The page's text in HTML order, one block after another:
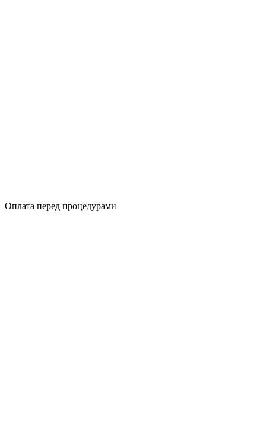
Оплата перед процедурами